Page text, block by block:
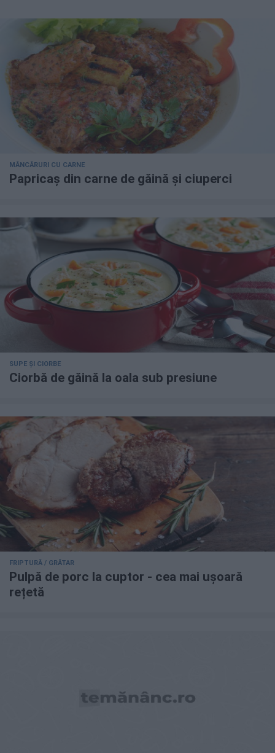
MÂNCĂRURI CU CARNE
Papricaș din carne de găină și ciuperci
SUPE ȘI CIORBE
Ciorbă de găină la oala sub presiune
FRIPTURĂ / GRĂTAR
Pulpă de porc la cuptor - cea mai ușoară
rețetă